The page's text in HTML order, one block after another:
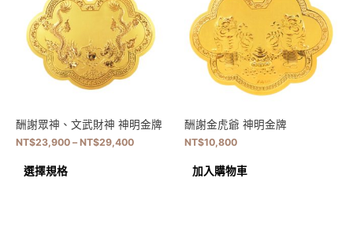
酬謝眾神、文武財神 神明金牌
NT$23,900 – NT$29,400
選擇規格
酬謝金虎爺 神明金牌
NT$10,800
加入購物車